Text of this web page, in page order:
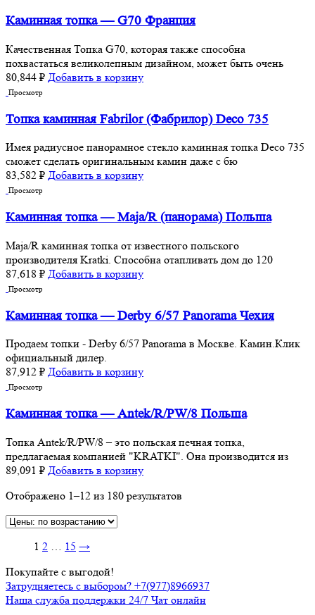
Каминная топка — G70 Франция
Качественная Топка G70, которая также способна
похвастаться великолепным дизайном, может быть очень
80,844 ₽ Добавить в корзину
Просмотр
Топка каминная Fabrilor (Фабрилор) Deco 735
Имея радиусное панорамное стекло каминная топка Deco 735
сможет сделать оригинальным камин даже с бю
83,582 ₽ Добавить в корзину
Просмотр
Каминная топка — Maja/R (панорама) Польша
Maja/R каминная топка от известного польского
производителя Kratki. Способна отапливать дом до 120
87,618 ₽ Добавить в корзину
Просмотр
Каминная топка — Derby 6/57 Panorama Чехия
Продаем топки - Derby 6/57 Panorama в Москве. Камин.Клик
официальный дилер.
87,912 ₽ Добавить в корзину
Просмотр
Каминная топка — Antek/R/PW/8 Польша
Топка Antek/R/PW/8 – это польская печная топка,
предлагаемая компанией "KRATKI". Она производится из
89,091 ₽ Добавить в корзину
Отображено 1–12 из 180 результатов
1 2 15 →
Покупайте с выгодой!
Затрудняетесь с выбором? +7(977)8966937
Наша служба поддержки 24/7 Чат онлайн